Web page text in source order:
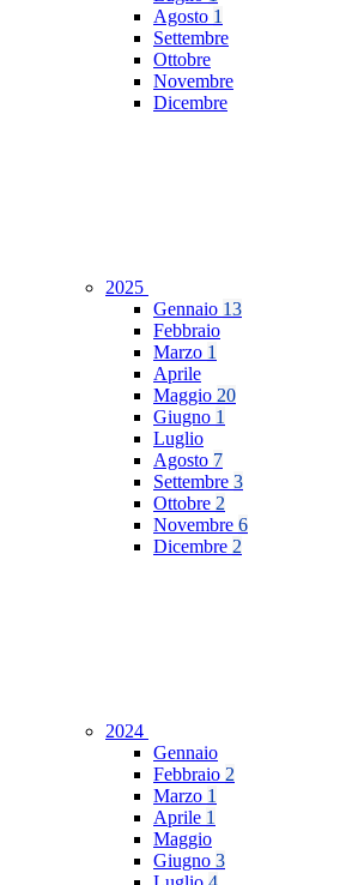
Agosto 1
Settembre
Ottobre
Novembre
Dicembre
2025
Gennaio 13
Febbraio
Marzo 1
Aprile
Maggio 20
Giugno 1
Luglio
Agosto 7
Settembre 3
Ottobre 2
Novembre 6
Dicembre 2
2024
Gennaio
Febbraio 2
Marzo 1
Aprile 1
Maggio
Giugno 3